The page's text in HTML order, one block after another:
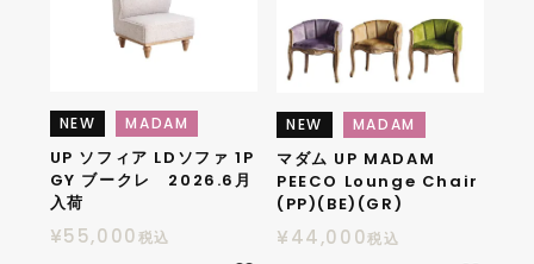
NEW MADAM
UP ソフィア LDソファ 1P
GY ブークレ 2026.6月
入荷
¥55,000税込
NEW MADAM
マダム UP MADAM
PEECO Lounge Chair
(PP)(BE)(GR)
¥44,000税込